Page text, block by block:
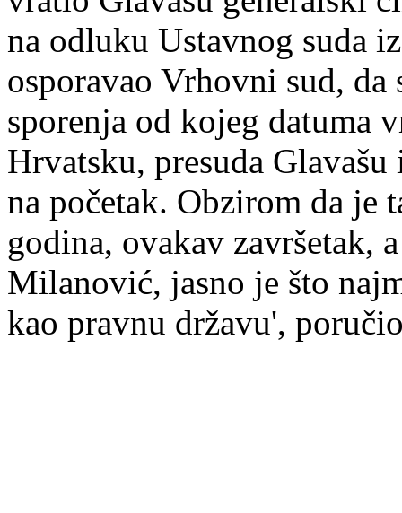
na odluku Ustavnog suda
osporavao Vrhovni sud,
sporenja od kojeg datuma
Hrvatsku, presuda
na početak. Obzirom da je
godina, ovakav završetak,
Milanović, jasno je što
kao pravnu državu',